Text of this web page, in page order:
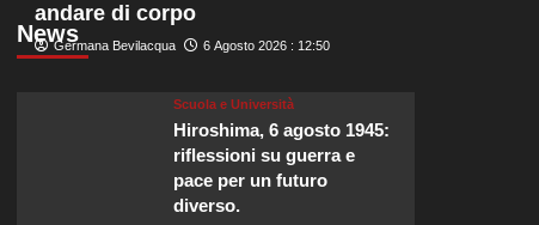
News
andare di corpo
Germana Bevilacqua 6 Agosto 2026 : 12:50
Scuola e Università
Hiroshima, 6 agosto 1945:
riflessioni su guerra e
pace per un futuro
diverso.